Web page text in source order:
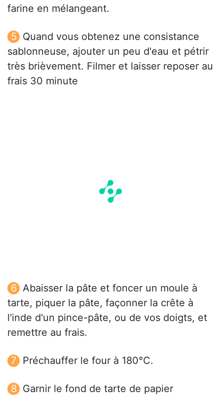
farine en mélangeant.
Quand vous obtenez une consistance
sablonneuse, ajouter un peu d'eau et pétrir
très brièvement. Filmer et laisser reposer au
frais 30 minute
Abaisser la pâte et foncer un moule à
tarte, piquer la pâte, façonner la crête à
l'inde d'un pince-pâte, ou de vos doigts, et
remettre au frais.
Préchauffer le four à 180°C.
Garnir le fond de tarte de papier